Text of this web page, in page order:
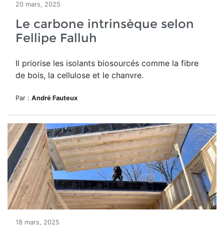
20 mars, 2025
Le carbone intrinsèque selon
Fellipe Falluh
Il priorise les isolants biosourcés comme la fibre
de bois, la cellulose et le chanvre.
Par : André Fauteux
18 mars, 2025